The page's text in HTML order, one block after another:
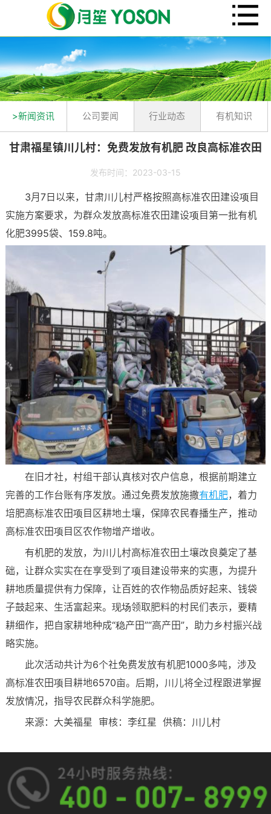
>新闻资讯 公司要闻 行业动态 有机知识
甘肃福星镇川儿村：免费发放有机肥 改良高标准农田
发布时间：2023-03-15
3月7日以来，甘肃川儿村严格按照高标准农田建设项目
实施方案要求，为群众发放高标准农田建设项目第一批有机
化肥3995袋、159.8吨。
在旧才社，村组干部认真核对农户信息，根据前期建立
完善的工作台账有序发放。通过免费发放施撒有机肥，着力
培肥高标准农田项目区耕地土壤，保障农民春播生产，推动
高标准农田项目区农作物增产增收。
有机肥的发放，为川儿村高标准农田土壤改良奠定了基
础，让群众实实在在享受到了项目建设带来的实惠，为提升
耕地质量提供有力保障，让百姓的农作物品质好起来、钱袋
子鼓起来、生活富起来。现场领取肥料的村民们表示，要精
耕细作，把自家耕地种成“稳产田”“高产田”，助力乡村振兴战
略实施。
此次活动共计为6个社免费发放有机肥1000多吨，涉及
高标准农田项目耕地6570亩。后期，川儿将全过程跟进掌握
发放情况，指导农民群众科学施肥。
来源：大美福星 审核：李红星 供稿：川儿村